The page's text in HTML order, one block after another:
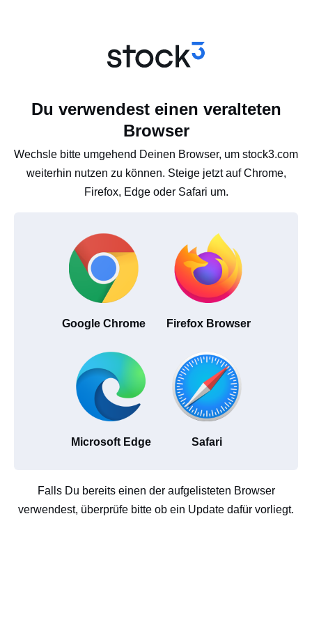
Du verwendest einen veralteten
Browser
Wechsle bitte umgehend Deinen Browser, um stock3.com
weiterhin nutzen zu können. Steige jetzt auf Chrome,
Firefox, Edge oder Safari um.
Google Chrome Firefox Browser
Microsoft Edge Safari
Falls Du bereits einen der aufgelisteten Browser
verwendest, überprüfe bitte ob ein Update dafür vorliegt.